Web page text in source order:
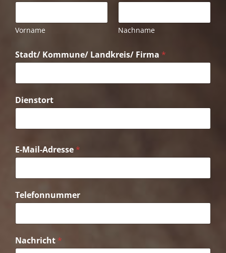
Vorname Nachname
Stadt/ Kommune/ Landkreis/ Firma *
Dienstort
E-Mail-Adresse *
Telefonnummer
Nachricht *